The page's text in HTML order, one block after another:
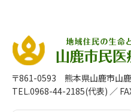
〒861-0593 熊本県山鹿市山
TEL.0968-44-2185(代表) ／